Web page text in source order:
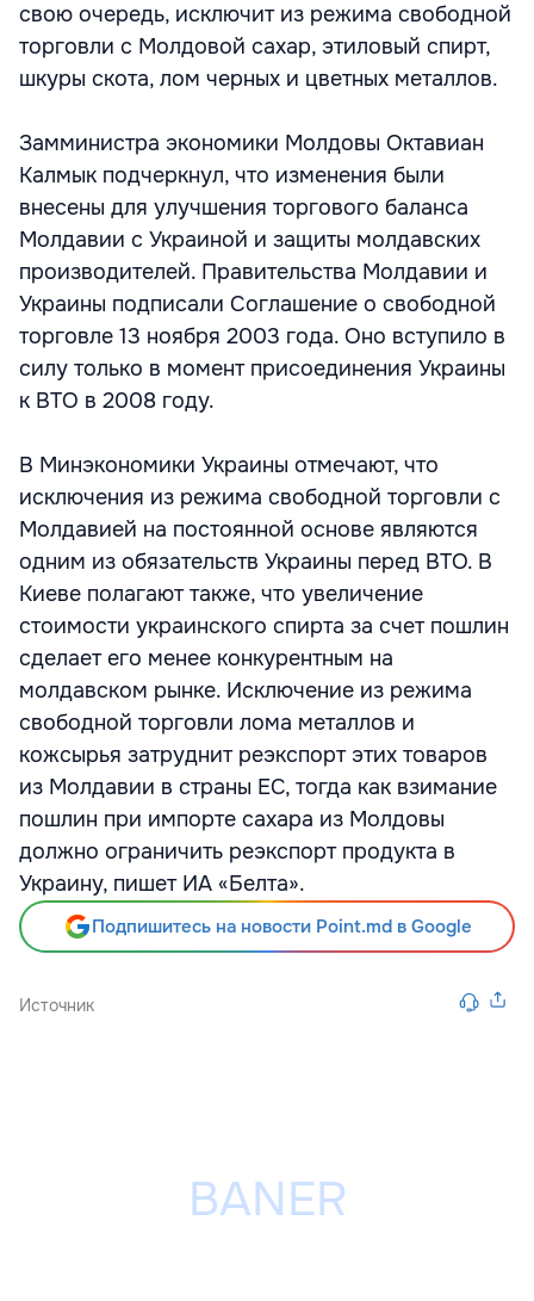
свою очередь, исключит из режима свободной
торговли с Молдовой сахар, этиловый спирт,
шкуры скота, лом черных и цветных металлов.
Замминистра экономики Молдовы Октавиан
Калмык подчеркнул, что изменения были
внесены для улучшения торгового баланса
Молдавии с Украиной и защиты молдавских
производителей. Правительства Молдавии и
Украины подписали Соглашение о свободной
торговле 13 ноября 2003 года. Оно вступило в
силу только в момент присоединения Украины
к ВТО в 2008 году.
В Минэкономики Украины отмечают, что
исключения из режима свободной торговли с
Молдавией на постоянной основе являются
одним из обязательств Украины перед ВТО. В
Киеве полагают также, что увеличение
стоимости украинского спирта за счет пошлин
сделает его менее конкурентным на
молдавском рынке. Исключение из режима
свободной торговли лома металлов и
кожсырья затруднит реэкспорт этих товаров
из Молдавии в страны ЕС, тогда как взимание
пошлин при импорте сахара из Молдовы
должно ограничить реэкспорт продукта в
Украину, пишет ИА «Белта».
Подпишитесь на новости Point.md в Google
Источник